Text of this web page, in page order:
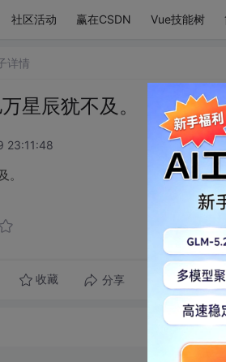
社区活动 赢在CSDN Vue技能树
详情
星辰犹不及。
23:11:48
。
收藏 分享 转发到动态